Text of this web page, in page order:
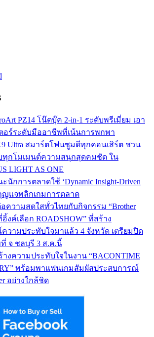
PZ14 โน๊ตบุ๊ค 2-in-1 ระดับพรีเมี่ยม เอา
ตอร์ระดับมืออาชีพที่เน้นการพกพา
Ultra สมาร์ตโฟนซูมดีทุกคอนเสิร์ต ชวน
ทุกโมเมนต์ความสนุกสุดคมชัด ใน
LIGHT AS ONE
นักการตลาดใช้ ‘Dynamic Insight-Driven
กุญแจพลิกเกมการตลาด
ความสดใสทั่วไทยกับกิจกรรม “Brother
งค์เลือก ROADSHOW” ที่สร้าง
วามประทับใจมาแล้ว 4 จังหวัด เตรียมปิด
จ ชลบุรี 3 ส.ค.นี้
างความประทับใจในงาน “BACONTIME
พร้อมพาแฟนเกมสัมผัสประสบการณ์
อย่างใกล้ชิด